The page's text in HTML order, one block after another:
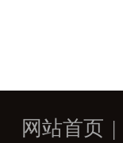
网站首页 |